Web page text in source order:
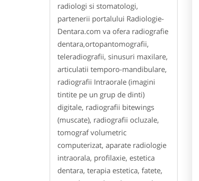
radiologi si stomatologi,
partenerii portalului Radiologie-
Dentara.com va ofera radiografie
dentara,ortopantomografii,
teleradiografii, sinusuri maxilare,
articulatii temporo-mandibulare,
radiografii Intraorale (imagini
tintite pe un grup de dinti)
digitale, radiografii bitewings
(muscate), radiografii ocluzale,
tomograf volumetric
computerizat, aparate radiologie
intraorala, profilaxie, estetica
dentara, terapia estetica, fatete,